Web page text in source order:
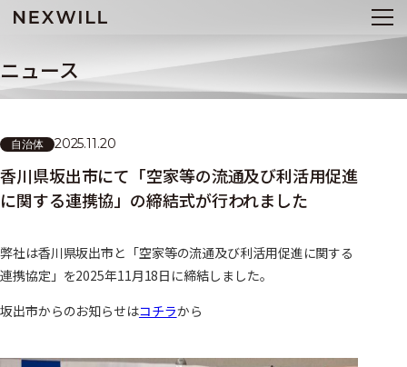
ニュース
自治体 2025.11.20
香川県坂出市にて「空家等の流通及び利活用促進
に関する連携協」の締結式が行われました
弊社は香川県坂出市と「空家等の流通及び利活用促進に関する
連携協定」を2025年11月18日に締結しました。
坂出市からのお知らせはコチラから